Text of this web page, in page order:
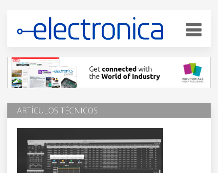
ARTÍCULOS TÉCNICOS